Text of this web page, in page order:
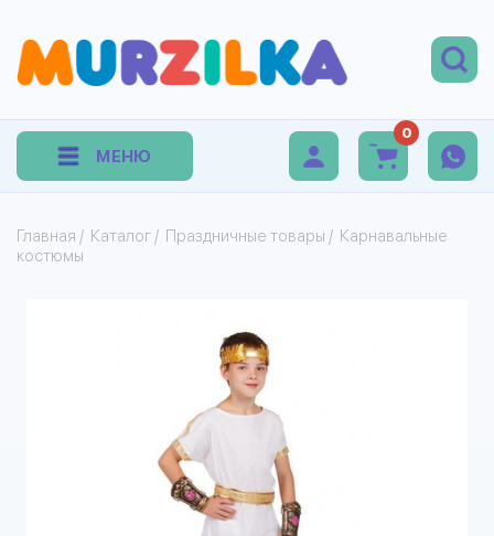
МЕНЮ
0
Главная / Каталог / Праздничные товары / Карнавальные
костюмы